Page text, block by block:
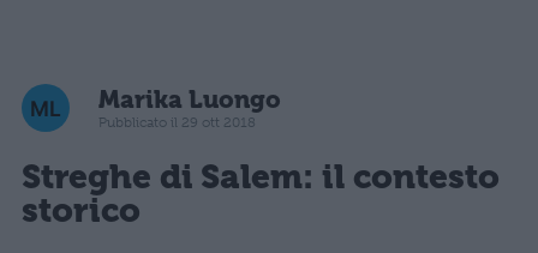
Marika Luongo
Pubblicato il 29 ott 2018
Streghe di Salem: il contesto
storico